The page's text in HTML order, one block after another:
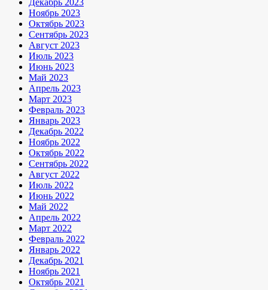
Ноябрь 2023
Октябрь 2023
Сентябрь 2023
Август 2023
Июль 2023
Июнь 2023
Май 2023
Апрель 2023
Март 2023
Февраль 2023
Январь 2023
Декабрь 2022
Ноябрь 2022
Октябрь 2022
Сентябрь 2022
Август 2022
Июль 2022
Июнь 2022
Май 2022
Апрель 2022
Март 2022
Февраль 2022
Январь 2022
Декабрь 2021
Ноябрь 2021
Октябрь 2021